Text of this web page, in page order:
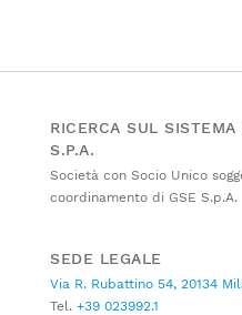
RICERCA SUL
S.P.A.
Società con Socio Unico
coordinamento di GSE S.p.A.
SEDE LEGALE
Via R. Rubattino 54, 20134
Tel. +39 023992.1